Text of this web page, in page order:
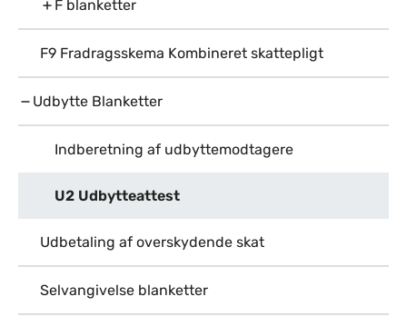
F blanketter
F9 Fradragsskema Kombineret skattepligt
Udbytte Blanketter
Indberetning af udbyttemodtagere
U2 Udbytteattest
Udbetaling af overskydende skat
Selvangivelse blanketter